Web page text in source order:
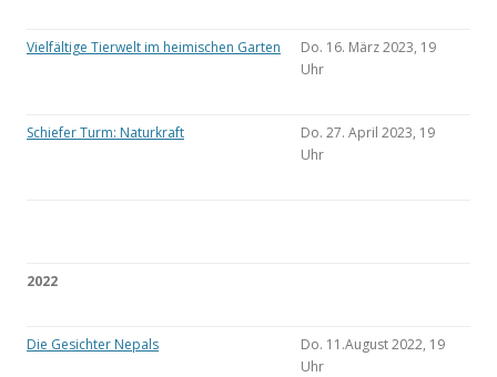
Vielfältige Tierwelt im heimischen Garten
Do. 16. März 2023, 19
Uhr
Schiefer Turm: Naturkraft
Do. 27. April 2023, 19
Uhr
2022
Die Gesichter Nepals
Do. 11.August 2022, 19
Uhr